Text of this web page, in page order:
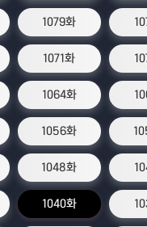
1079화
1071화
1064화
1056화
1048화
1040화